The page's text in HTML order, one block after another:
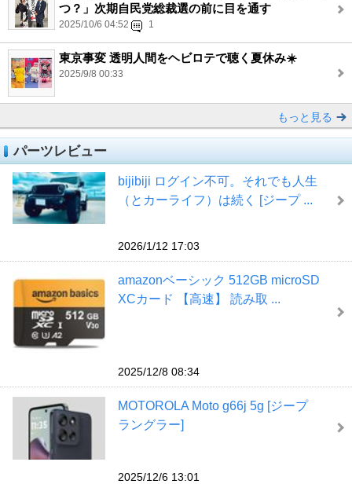
つ？」次期自民党総裁選の前に目を通す
2025/10/6 04:52 1
東京事変 透明人間をヘビロテで聴く夏休み☀️
2025/9/8 00:33
もっと見る
パーツレビュー
bijibiji ログイン不可。それでも人生
（とカーライフ）は続く [ジープ ...
2026/1/12 17:03
amazonベーシック 512GB microSD
XCカード 【高速】 読み取 ...
2025/12/8 08:34
MOTOROLA Moto g66j 5g [ジープ
ラングラー]
2025/12/6 13:01